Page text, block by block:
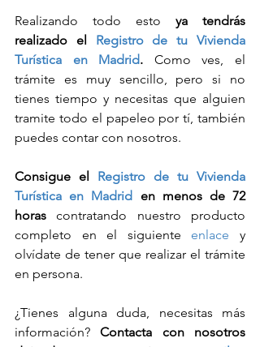
Realizando todo esto ya tendrás
realizado el Registro de tu Vivienda
Turística en Madrid. Como ves, el
trámite es muy sencillo, pero si no
tienes tiempo y necesitas que alguien
tramite todo el papeleo por tí, también
puedes contar con nosotros.
Consigue el Registro de tu Vivienda
Turística en Madrid
en menos de 72
horas contratando nuestro producto
completo en el siguiente enlace y
olvídate de tener que realizar el trámite
en persona.
¿Tienes alguna duda, necesitas más
información? Contacta con nosotros